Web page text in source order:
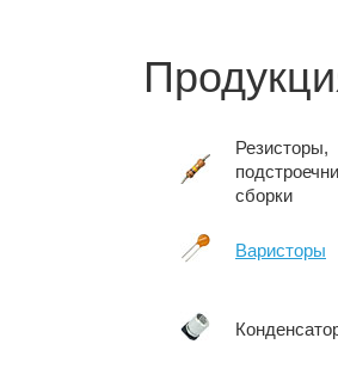
Резисторы,
сборки
Варисторы